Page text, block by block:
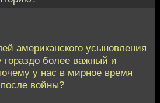
американскогo усыновления
гораздо болeе важный и
у нас в мирное врeмя
после войны?